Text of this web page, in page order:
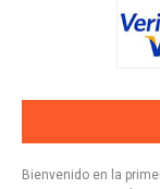
Bienvenido en la